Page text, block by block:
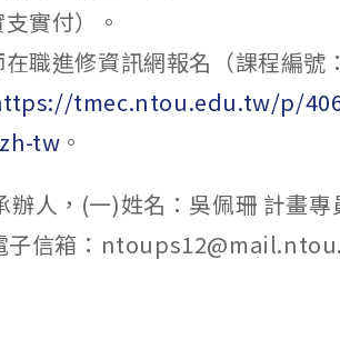
實付）。
職進修資訊網報名（課程編號
tmec.ntou.edu.tw/p/
tw 。
辦人，(一)姓名：吳佩珊 計畫
子信箱：